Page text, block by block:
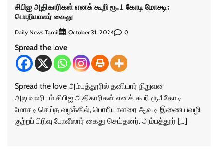
சிபிஐ அதிகாரிகள் எனக் கூறி ரூ.1 கோடி மோசடி:
பொறியாளர் கைது
Daily News Tamil October 31, 2024 0
Spread the love
Spread the love அம்பத்தூரில் தனியார் நிறுவன
அலுவலரிடம் சிபிஐ அதிகாரிகள் எனக் கூறி ரூ.1 கோடி
மோசடி செய்த வழக்கில், பொறியாளரை ஆவடி இணையவழி
குற்றப் பிரிவு போலீஸார் கைது செய்தனர். அம்பத்தூர் […]